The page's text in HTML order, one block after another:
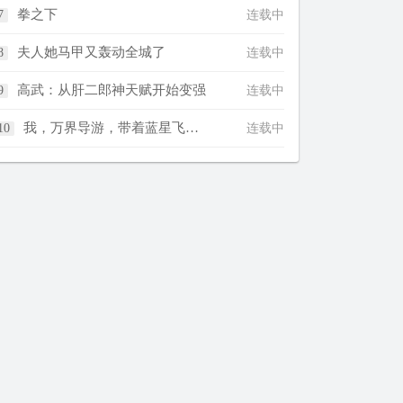
拳之下 连载中
夫人她马甲又轰动全城了 连载中
高武：从肝二郎神天赋开始变强 连载中
我，万界导游，带着蓝星飞升了！ 连载中